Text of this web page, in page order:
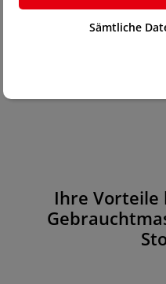
kontaktieren Sie uns
Ihre Vorteile
Sämtliche